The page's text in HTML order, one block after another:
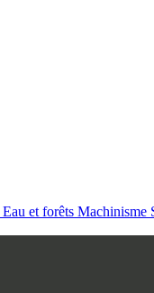
Eau et forêts Machinisme